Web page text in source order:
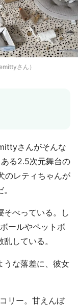
さん）
さんがそんな
る2.5次元舞台の
のレティちゃんが
そべっている。し
ールやペットボ
している。
うな落差に、彼女
リー。甘えんぼ